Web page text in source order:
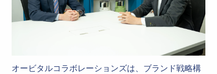
オービタルコラボレーションズは、ブランド戦略構